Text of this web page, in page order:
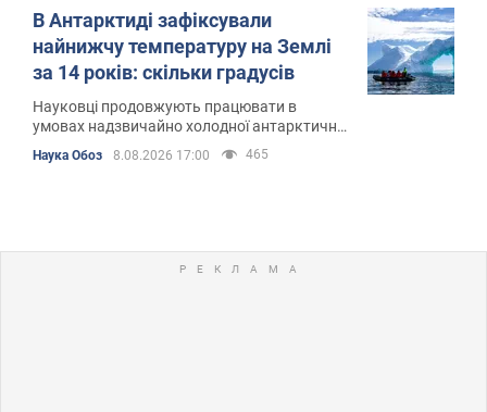
В Антарктиді зафіксували
найнижчу температуру на Землі
за 14 років: скільки градусів
Науковці продовжують працювати в
умовах надзвичайно холодної антарктичної
Наука Обоз 8.08.2026 17:00 465